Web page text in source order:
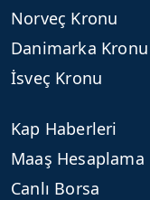
Norveç Kronu
Danimarka Kronu
İsveç Kronu
Kap Haberleri
Maaş Hesaplama
Canlı Borsa